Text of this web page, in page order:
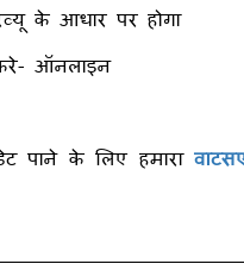
के आधार पर होगा
ऑनलाइन
पाने के लिए हमारा